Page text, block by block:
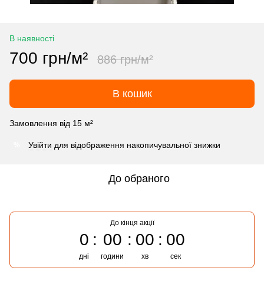
В наявності
700 грн/м² 886 грн/м²
В кошик
Замовлення від 15 м²
Увійти для відображення накопичувальної знижки
До обраного
До кінця акції
0
дні
00
години
00
хв
00
сек